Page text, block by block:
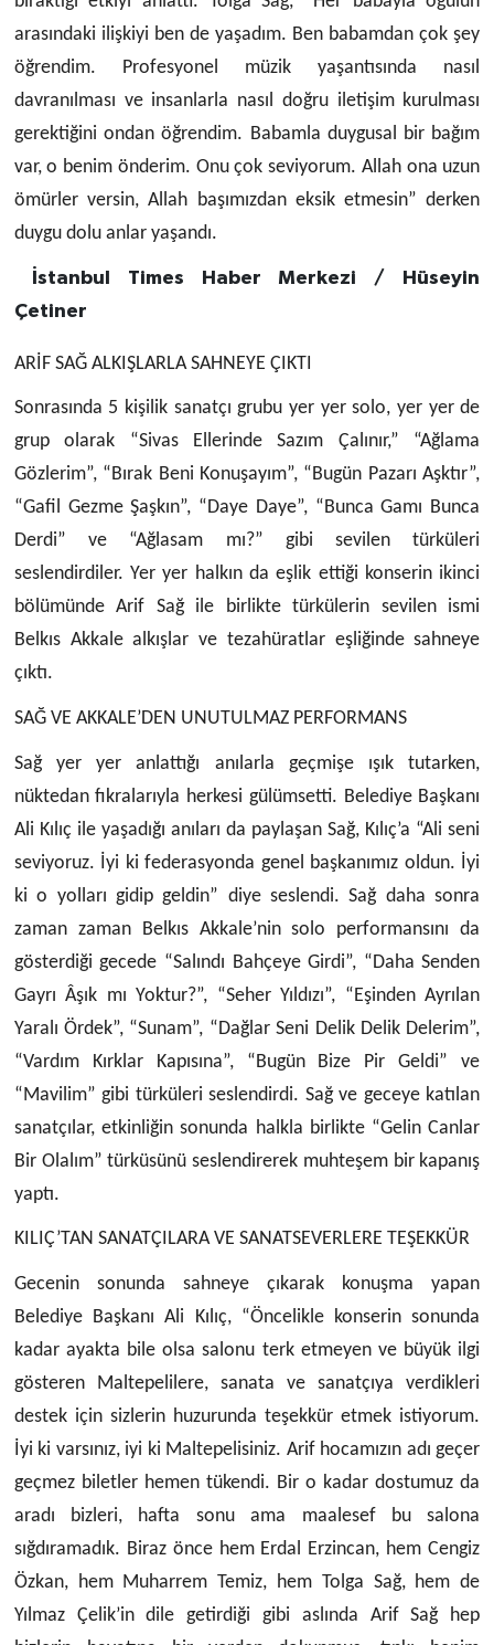
arasındaki ilişkiyi ben de yaşadım. Ben babamdan çok şey
öğrendim. Profesyonel müzik yaşantısında nasıl
davranılması ve insanlarla nasıl doğru iletişim kurulması
gerektiğini ondan öğrendim. Babamla duygusal bir bağım
var, o benim önderim. Onu çok seviyorum. Allah ona uzun
ömürler versin, Allah başımızdan eksik etmesin” derken
duygu dolu anlar yaşandı.
İstanbul Times Haber Merkezi / Hüseyin
Çetiner
ARİF SAĞ ALKIŞLARLA SAHNEYE ÇIKTI
Sonrasında 5 kişilik sanatçı grubu yer yer solo, yer yer de
grup olarak “Sivas Ellerinde Sazım Çalınır,” “Ağlama
Gözlerim”, “Bırak Beni Konuşayım”, “Bugün Pazarı Aşktır”,
“Gafil Gezme Şaşkın”, “Daye Daye”, “Bunca Gamı Bunca
Derdi” ve “Ağlasam mı?” gibi sevilen türküleri
seslendirdiler. Yer yer halkın da eşlik ettiği konserin ikinci
bölümünde Arif Sağ ile birlikte türkülerin sevilen ismi
Belkıs Akkale alkışlar ve tezahüratlar eşliğinde sahneye
çıktı.
SAĞ VE AKKALE’DEN UNUTULMAZ PERFORMANS
Sağ yer yer anlattığı anılarla geçmişe ışık tutarken,
nüktedan fıkralarıyla herkesi gülümsetti. Belediye Başkanı
Ali Kılıç ile yaşadığı anıları da paylaşan Sağ, Kılıç’a “Ali seni
seviyoruz. İyi ki federasyonda genel başkanımız oldun. İyi
ki o yolları gidip geldin” diye seslendi. Sağ daha sonra
zaman zaman Belkıs Akkale’nin solo performansını da
gösterdiği gecede “Salındı Bahçeye Girdi”, “Daha Senden
Gayrı Âşık mı Yoktur?”, “Seher Yıldızı”, “Eşinden Ayrılan
Yaralı Ördek”, “Sunam”, “Dağlar Seni Delik Delik Delerim”,
“Vardım Kırklar Kapısına”, “Bugün Bize Pir Geldi” ve
“Mavilim” gibi türküleri seslendirdi. Sağ ve geceye katılan
sanatçılar, etkinliğin sonunda halkla birlikte “Gelin Canlar
Bir Olalım” türküsünü seslendirerek muhteşem bir kapanış
yaptı.
KILIÇ’TAN SANATÇILARA VE SANATSEVERLERE TEŞEKKÜR
Gecenin sonunda sahneye çıkarak konuşma yapan
Belediye Başkanı Ali Kılıç, “Öncelikle konserin sonunda
kadar ayakta bile olsa salonu terk etmeyen ve büyük ilgi
gösteren Maltepelilere, sanata ve sanatçıya verdikleri
destek için sizlerin huzurunda teşekkür etmek istiyorum.
İyi ki varsınız, iyi ki Maltepelisiniz. Arif hocamızın adı geçer
geçmez biletler hemen tükendi. Bir o kadar dostumuz da
aradı bizleri, hafta sonu ama maalesef bu salona
sığdıramadık. Biraz önce hem Erdal Erzincan, hem Cengiz
Özkan, hem Muharrem Temiz, hem Tolga Sağ, hem de
Yılmaz Çelik’in dile getirdiği gibi aslında Arif Sağ hep